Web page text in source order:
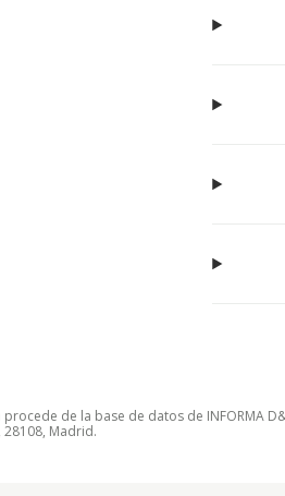
de la base de datos de INFORMA
Madrid.